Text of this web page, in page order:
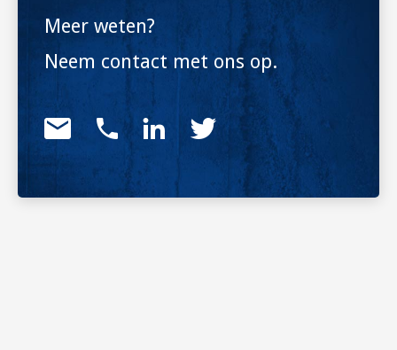
Meer weten?
Neem contact met ons op.